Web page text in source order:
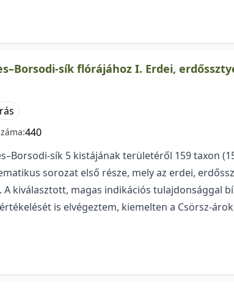
sík flórájához I. Erdei,
440
sík 5 kistájának területéről 159 taxon
sorozat első ré­sze, mely az erdei,
A kiválasztott, magas indikációs tulajdonsággal
is el­vé­gez­tem, kiemelten a Csörsz-